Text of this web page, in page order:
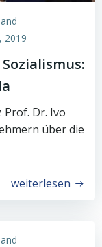
2019
Prof. Dr. Ivo
über die
weiterlesen